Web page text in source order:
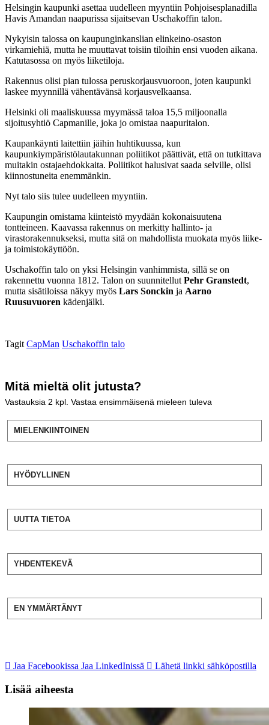
Helsingin kaupunki asettaa uudelleen myyntiin Pohjoisesplanadilla
Havis Amandan naapurissa sijaitsevan Uschakoffin talon.
Nykyisin talossa on kaupunginkanslian elinkeino-osaston
virkamiehiä, mutta he muuttavat toisiin tiloihin ensi vuoden aikana.
Katutasossa on myös liiketiloja.
Rakennus olisi pian tulossa peruskorjausvuoroon, joten kaupunki
laskee myynnillä vähentävänsä korjausvelkaansa.
Helsinki oli maaliskuussa myymässä taloa 15,5 miljoonalla
sijoitusyhtiö Capmanille, joka jo omistaa naapuritalon.
Kaupankäynti laitettiin jäihin huhtikuussa, kun
kaupunkiympäristölautakunnan poliitikot päättivät, että on tutkittava
muitakin ostajaehdokkaita. Poliitikot halusivat saada selville, olisi
kiinnostuneita enemmänkin.
Nyt talo siis tulee uudelleen myyntiin.
Kaupungin omistama kiinteistö myydään kokonaisuutena
tontteineen. Kaavassa rakennus on merkitty hallinto- ja
virastorakennukseksi, mutta sitä on mahdollista muokata myös liike-
ja toimistokäyttöön.
Uschakoffin talo on yksi Helsingin vanhimmista, sillä se on
rakennettu vuonna 1812. Talon on suunnitellut Pehr Granstedt,
mutta sisätiloissa näkyy myös Lars Sonckin ja Aarno
Ruusuvuoren kädenjälki.
Tagit CapMan Uschakoffin talo
Mitä mieltä olit jutusta?
Vastauksia 2 kpl. Vastaa ensimmäisenä mieleen tuleva
MIELENKIINTOINEN
HYÖDYLLINEN
UUTTA TIETOA
YHDENTEKEVÄ
EN YMMÄRTÄNYT
Jaa Facebookissa Jaa LinkedInissä Lähetä linkki sähköpostilla
Lisää aiheesta